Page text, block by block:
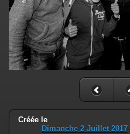
Créée le
Dimanche 2 Juillet 2017